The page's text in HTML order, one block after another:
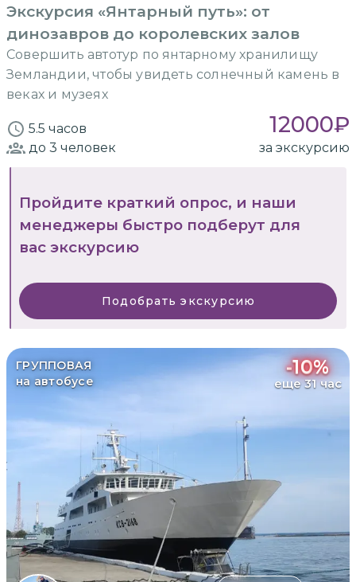
Экскурсия «Янтарный путь»: от
динозавров до королевских залов
Совершить автотур по янтарному хранилищу
Земландии, чтобы увидеть солнечный камень в
веках и музеях
5.5 часов 12000₽
до 3 человек за экскурсию
Пройдите краткий опрос, и наши
менеджеры быстро подберут для
вас экскурсию
Подобрать экскурсию
ГРУППОВАЯ
на автобусе
-10%
еще 31 час